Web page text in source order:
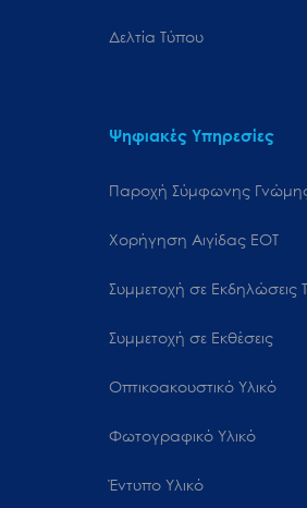
Δελτία Τύπου
Ψηφιακές Υπηρεσίες
Παροχή Σύμφωνης
Χορήγηση Αιγίδας ΕΟΤ
Συμμετοχή σε Εκδηλώσεις
Συμμετοχή σε Εκθέσεις
Οπτικοακουστικό Υλικό
Φωτογραφικό Υλικό
Έντυπο Υλικό